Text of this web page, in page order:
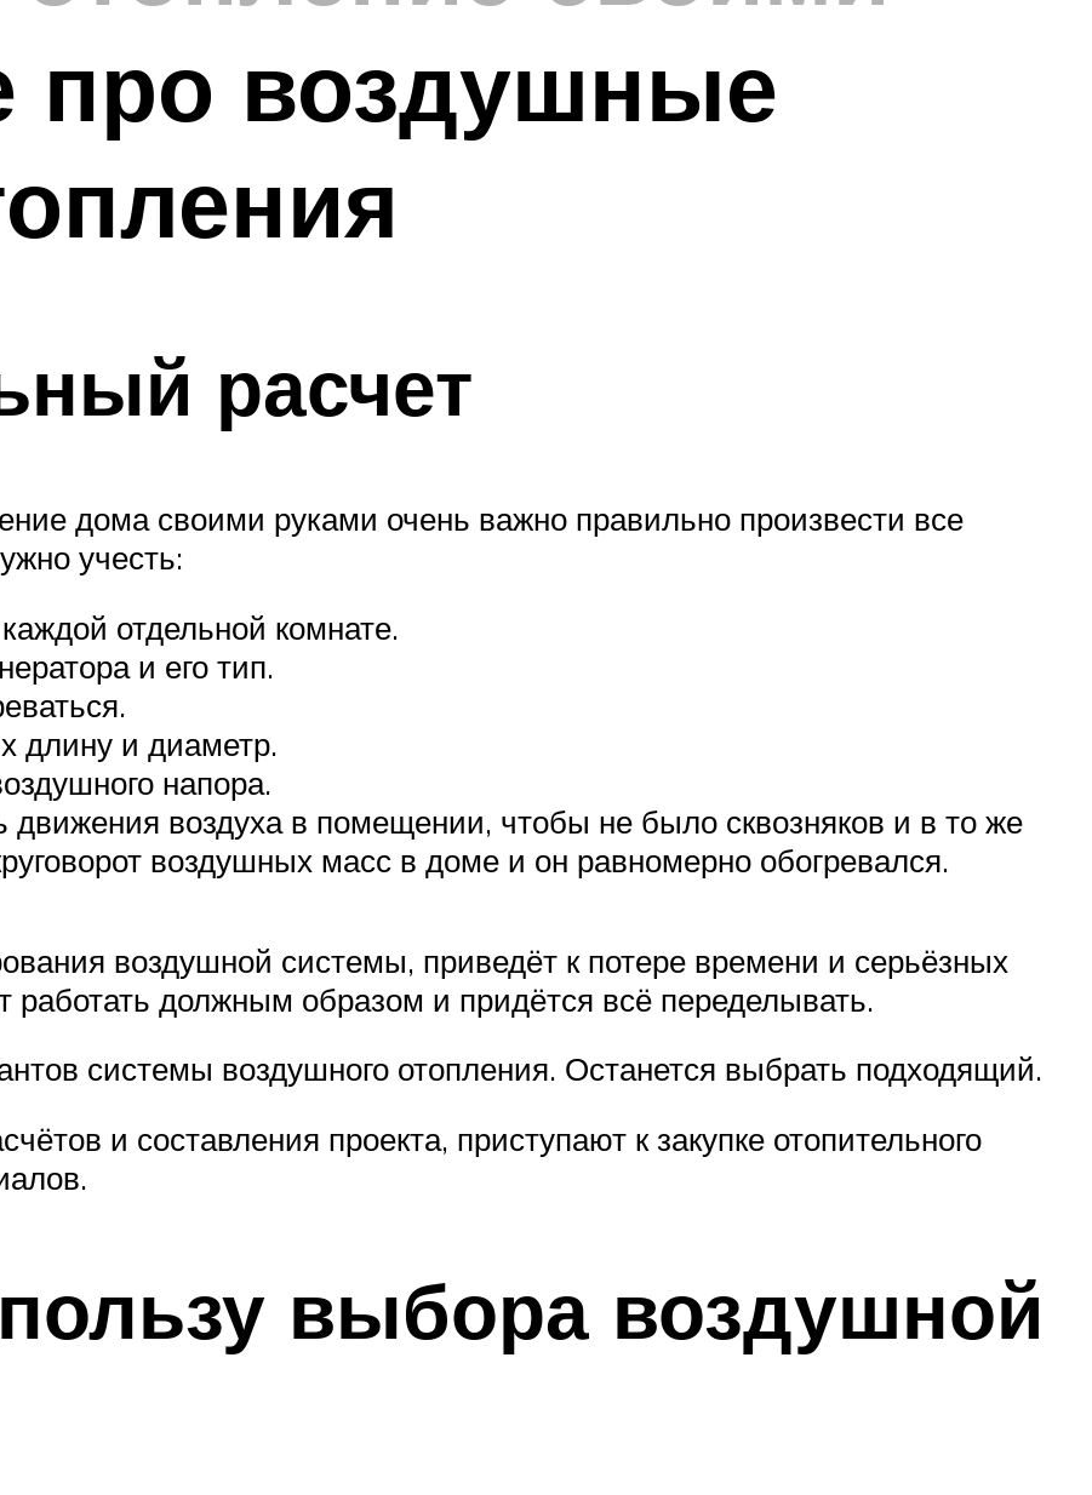
про воздушные
расчет
дома своими руками очень важно правильно произвести все
учесть:
отдельной комнате.
и его тип.
длину и диаметр.
напора.
движения воздуха в помещении, чтобы не было сквозняков и в то же
воздушных масс в доме и он равномерно обогревался.
воздушной системы, приведёт к потере времени и серьёзных
работать должным образом и придётся всё переделывать.
системы воздушного отопления. Останется выбрать подходящий.
и составления проекта, приступают к закупке отопительного
выбора воздушной